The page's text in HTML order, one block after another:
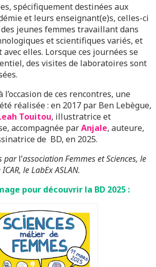
spécifiquement destinées aux
et leurs enseignant(e)s, celles-ci
jeunes femmes travaillant dans
et scientifiques variés, et
elles. Lorsque ces journées se
des visites de laboratoires sont
l’occasion de ces rencontres, une
réalisée : en 2017 par Ben Lebègue,
Touitou, illustratrice et
accompagnée parAnjale, auteure,
de BD, en 2025.
parl’association Femmes et Sciences, le
le LabEx ASLAN.
pour découvrir la BD 2025 :